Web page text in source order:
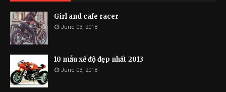
Girl and cafe racer
June 03, 2018
10 mẫu xế độ đẹp nhất 2013
June 03, 2018